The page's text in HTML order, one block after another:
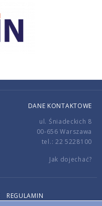
DANE KONTAKTOWE
ul. Śniadeckich 8
00-656 Warszawa
tel.: 22 5228100
Jak dojechać?
REGULAMIN